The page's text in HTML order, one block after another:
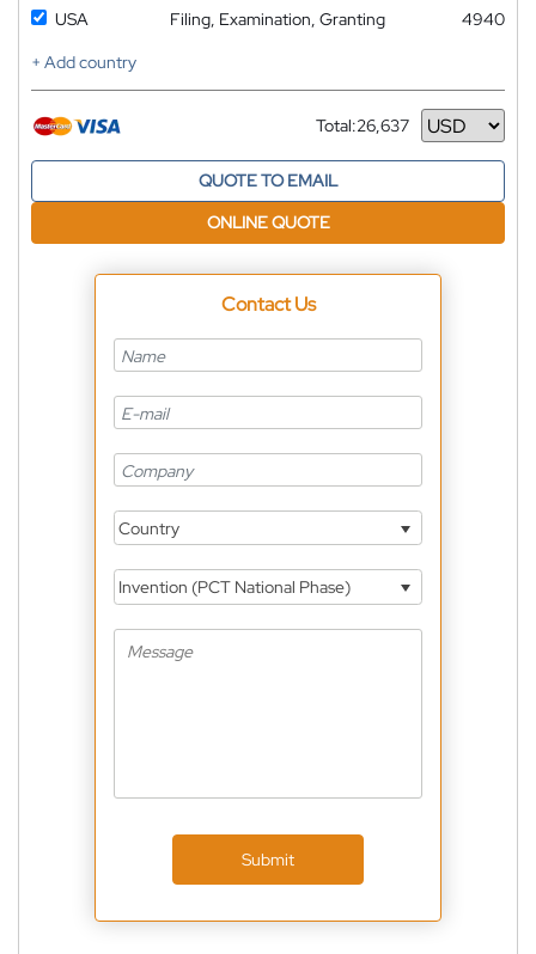
USA Filing, Examination, Granting
4940
+ Add country
Total:26,637
Currency
QUOTE TO EMAIL
ONLINE QUOTE
Contact Us
Country
Invention (PCT National Phase)
Submit